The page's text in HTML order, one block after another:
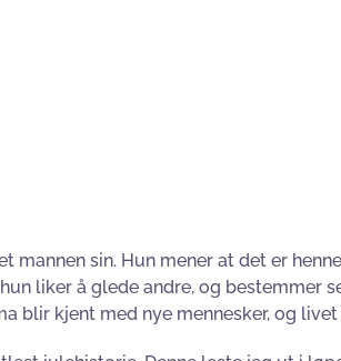
mannen sin. Hun mener at det er
liker å glede andre, og bestemmer
blir kjent med nye mennesker, og